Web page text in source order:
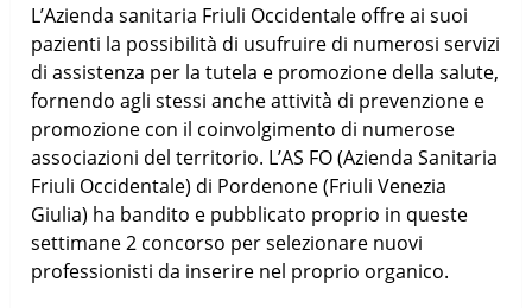
L’Azienda sanitaria Friuli Occidentale offre ai suoi
pazienti la possibilità di usufruire di numerosi servizi
di assistenza per la tutela e promozione della salute,
fornendo agli stessi anche attività di prevenzione e
promozione con il coinvolgimento di numerose
associazioni del territorio. L’AS FO (Azienda Sanitaria
Friuli Occidentale) di Pordenone (Friuli Venezia
Giulia) ha bandito e pubblicato proprio in queste
settimane 2 concorso per selezionare nuovi
professionisti da inserire nel proprio organico.